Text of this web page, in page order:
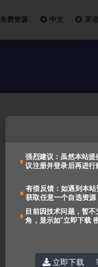
免费资源 中文 英
强烈建议：虽然本站
议注册并登录后再进行
有偿反馈：如遇到本
获取任意一个自选资源
目前因技术问题，暂
角，显示如“立即下载
立即下载